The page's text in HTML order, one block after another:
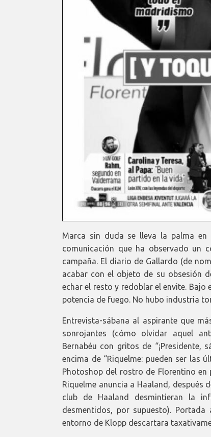
Marca sin duda se lleva la palma
comunicación que ha observado un
campaña. El diario de Gallardo (de
acabar con el objeto de su obsesión
echar el resto y redoblar el envite. Bajo
potencia de fuego. No hubo industria
Entrevista-sábana al aspirante que
sonrojantes (cómo olvidar aquel
Bernabéu con gritos de “¡Presidente,
encima de “Riquelme: pueden ser las
Photoshop del rostro de Florentino
Riquelme anuncia a Haaland, después
club de Haaland desmintieran la
desmentidos, por supuesto).
entorno de Klopp descartara